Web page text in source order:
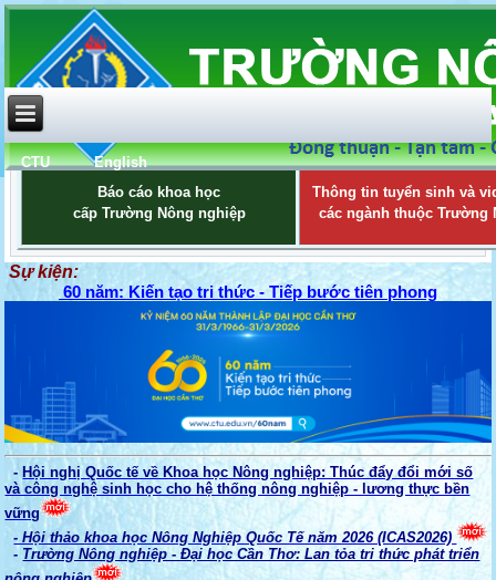
CTU
English
Báo cáo khoa học
cấp Trường Nông nghiệp
Thông tin tuyển sinh và
các ngành thuộc Trường
Sự kiện:
60 năm: Kiến tạo tri thức - Tiếp bước tiên phong
- Hội nghị Quốc tế về Khoa học Nông nghiệp: Thúc đẩy đổi mới số
và công nghệ sinh học cho hệ thống nông nghiệp - lương thực bền
vững
- Hội thảo khoa học Nông Nghiệp Quốc Tế năm 2026 (ICAS2026)
- Trường Nông nghiệp - Đại học Cần Thơ: Lan tỏa tri thức phát triển